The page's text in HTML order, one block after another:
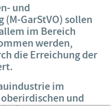
und
GarStVO) sollen
im Bereich
werden,
die Erreichung der
im
und